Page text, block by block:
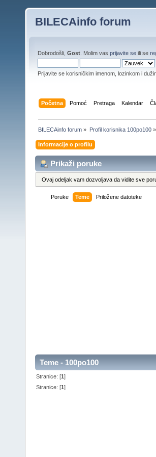
BILECAinfo forum
Dobrodošli, Gost . Molim vas prijavite se ili se
Prijavite se korisničkim imenom, lozinkom i
Početna Pomoć Pretraga Kalendar
BILECAinfo forum » Profil korisnika 100po100»
Informacije o profilu
Prikaži poruke
Ovaj odeljak vam dozvoljava da vidite sve
Poruke Teme Priložene datoteke
Teme - 100po100
Stranice: [1]
Stranice: [1]